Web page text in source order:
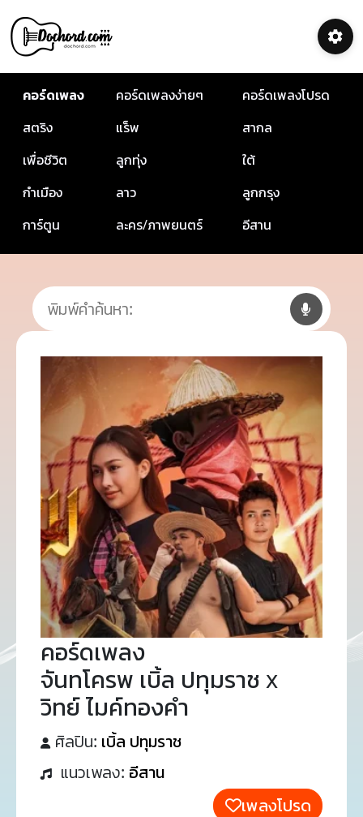
คอร์ดเพลง คอร์ดเพลงง่ายๆ
คอร์ดเพลงโปรด
สตริง
แร็พ
สากล
เพื่อชีวิต
ลูกทุ่ง
ใต้
กำเมือง
ลาว
ลูกกรุง
การ์ตูน
ละคร/ภาพยนตร์ อีสาน
คอร์ดเพลง
จันทโครพ เบิ้ล ปทุมราช x
วิทย์ ไมค์ทองคำ
ศิลปิน: เบิ้ล ปทุมราช
แนวเพลง: อีสาน
เพลงโปรด